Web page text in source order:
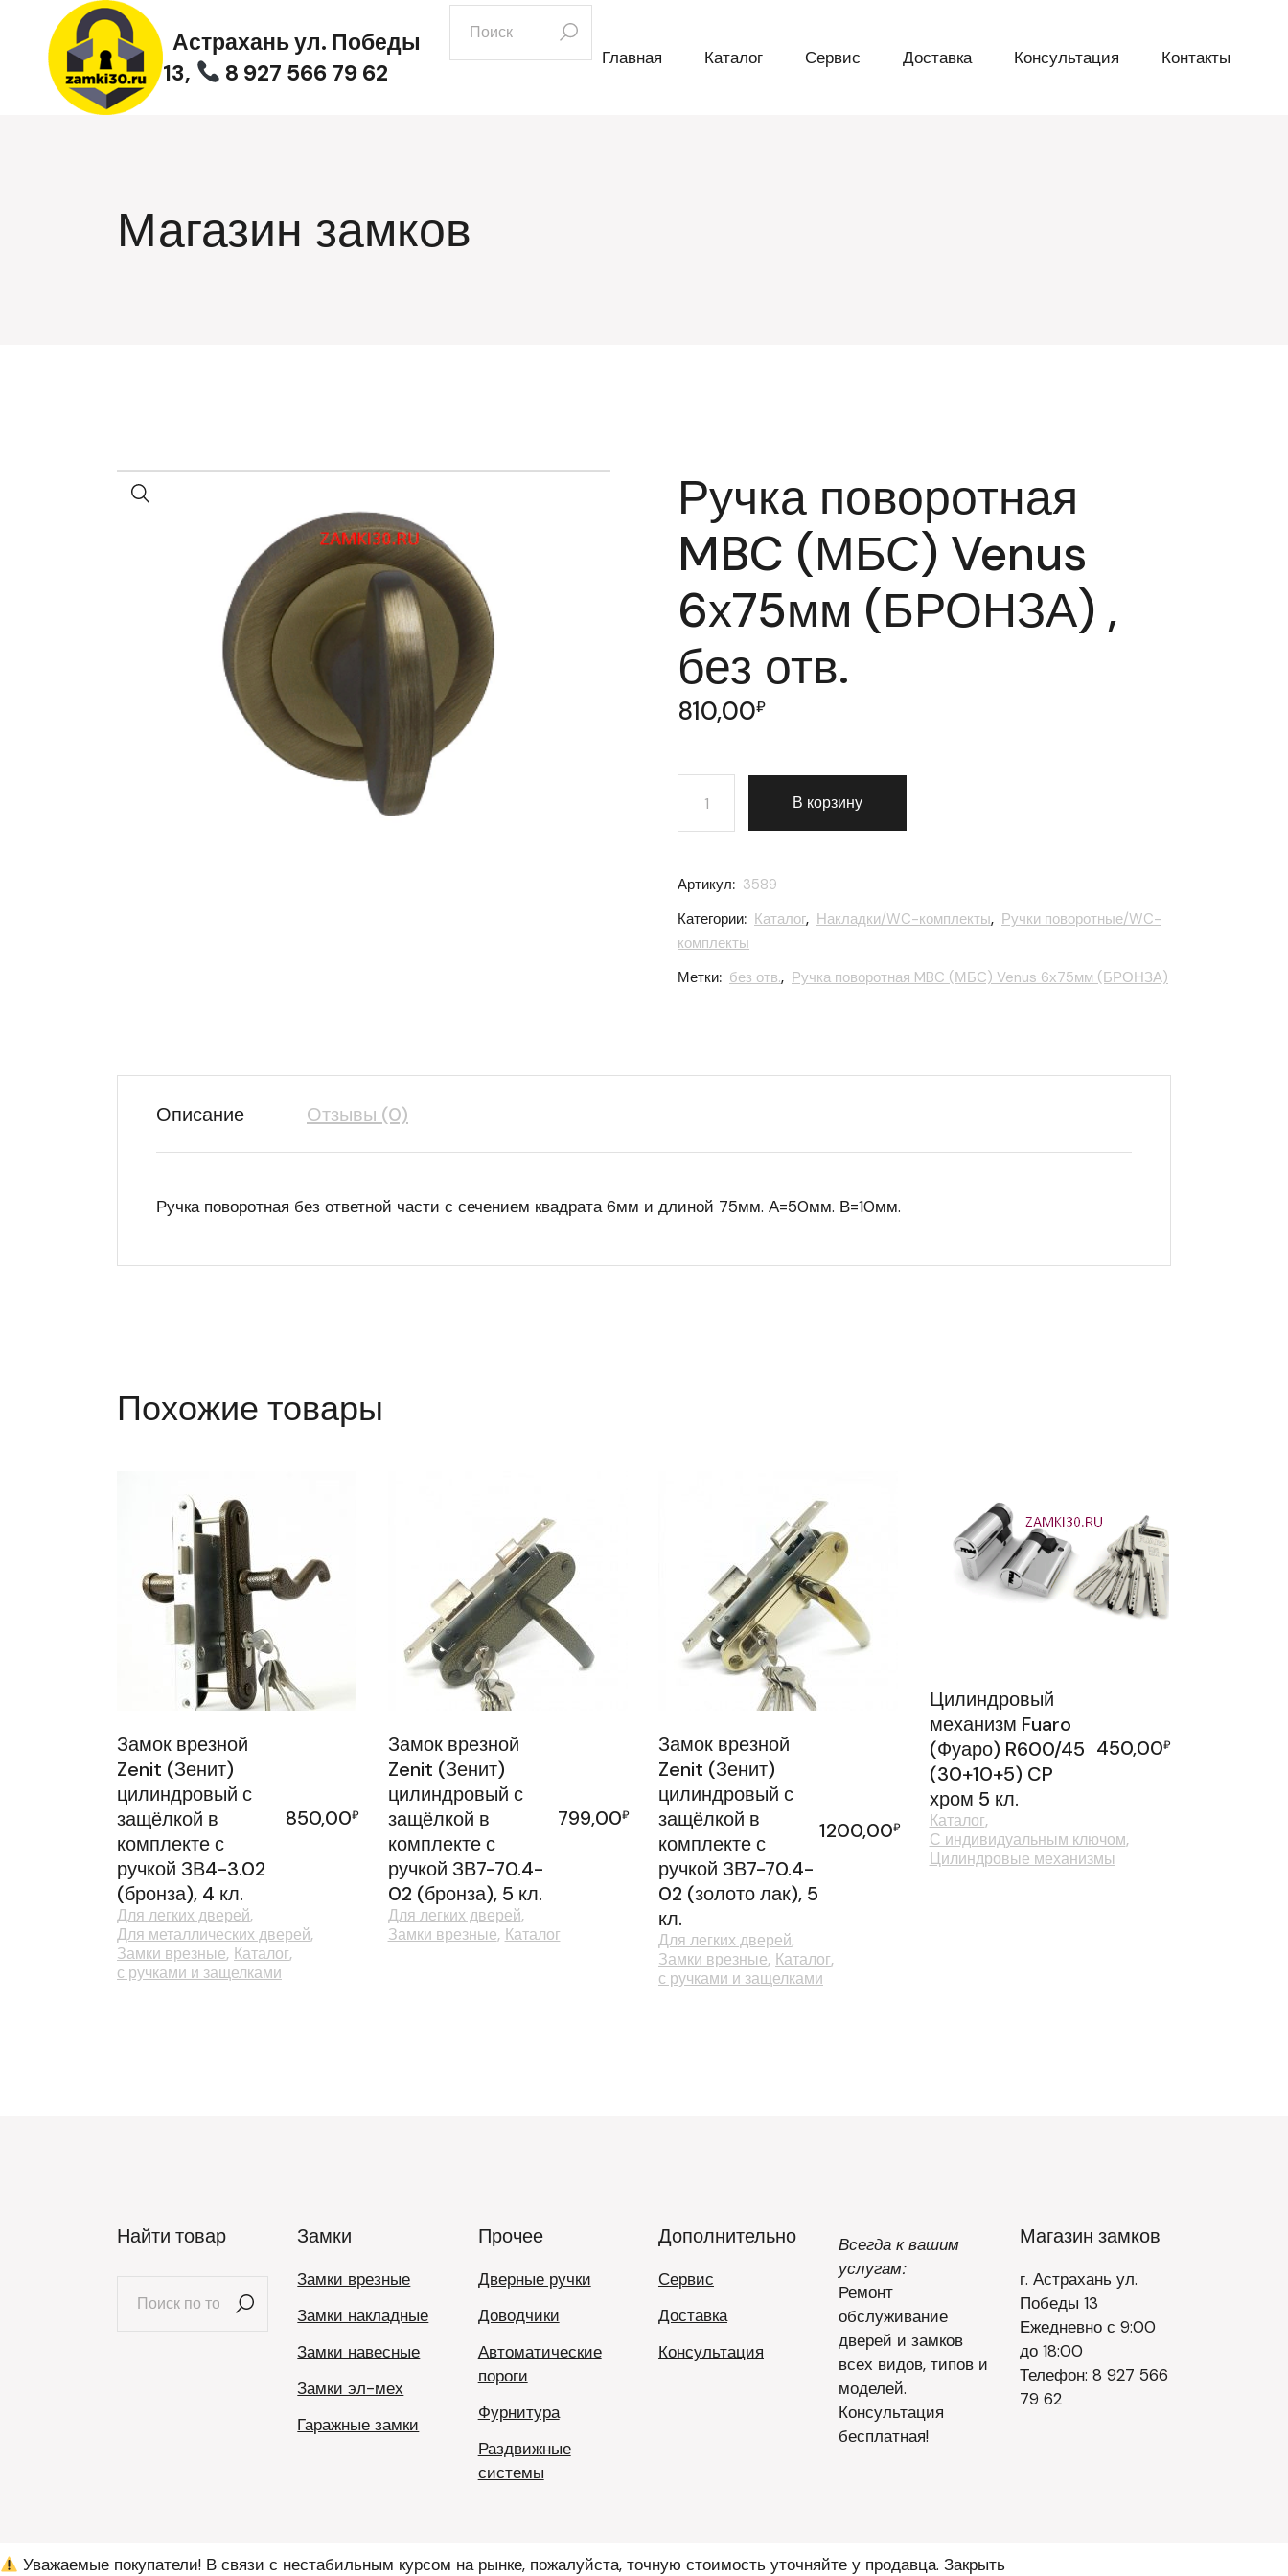
содержимому
Астрахань ул. Победы
13,
8 927 566 79 62
искать:
Главная Каталог Сервис Доставка Консультация Контакты
Магазин замков
Ручка поворотная
MBC (МБС) Venus
6х75мм (БРОНЗА) ,
без отв.
810,00₽
Количество товара Ручка поворотная MBC (МБС) Venus 6х75мм (БРОНЗА) , без отв.
В корзину
Артикул: 3589
Категории: Каталог, Накладки/WC-комплекты, Ручки поворотные/WC-
комплекты
Метки: без отв., Ручка поворотная MBC (МБС) Venus 6х75мм (БРОНЗА)
Описание Отзывы (0)
Ручка поворотная без ответной части с сечением квадрата 6мм и длиной 75мм. А=50мм. В=10мм.
Похожие товары
Замок врезной
Zenit (Зенит)
цилиндровый с
защёлкой в
комплекте с
ручкой ЗВ4-3.02
(бронза), 4 кл.
850,00₽
Для легких дверей
Для металлических дверей
Замки врезные Каталог
с ручками и защелками
Замок врезной
Zenit (Зенит)
цилиндровый с
защёлкой в
комплекте с
ручкой ЗВ7-70.4-
02 (бронза), 5 кл.
799,00₽
Для легких дверей
Замки врезные Каталог
Замок врезной
Zenit (Зенит)
цилиндровый с
защёлкой в
комплекте с
ручкой ЗВ7-70.4-
02 (золото лак), 5
кл.
1200,00₽
Для легких дверей
Замки врезные Каталог
с ручками и защелками
Цилиндровый
механизм Fuaro
(Фуаро) R600/45
(30+10+5) CP
хром 5 кл.
450,00₽
Каталог
С индивидуальным ключом
Цилиндровые механизмы
Найти товар Замки
Замки врезные
Замки накладные
Замки навесные
Замки эл-мех
Гаражные замки
Прочее
Дверные ручки
Доводчики
Автоматические
пороги
Фурнитура
Раздвижные
системы
Дополнительно
Сервис
Доставка
Консультация
Всегда к вашим
услугам:
Ремонт
обслуживание
дверей и замков
всех видов, типов и
моделей.
Консультация
бесплатная!
Магазин замков
г. Астрахань ул.
Победы 13
Ежедневно с 9:00
до 18:00
Телефон: 8 927 566
79 62
Уважаемые покупатели! В связи с нестабильным курсом на рынке, пожалуйста, точную стоимость уточняйте у продавца.Закрыть